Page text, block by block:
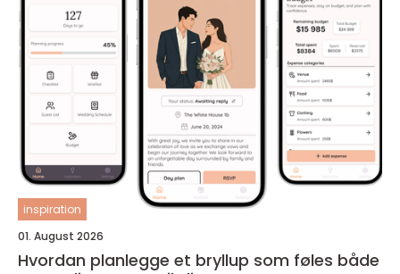
inspiration
01. August 2026
Hvordan planlegge et bryllup som føles både